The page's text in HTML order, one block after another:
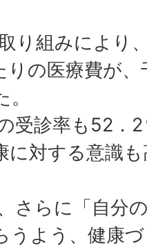
り組みにより
りの医療費が
受診率も52．
に対する意識
さらに「自分
うよう、健康